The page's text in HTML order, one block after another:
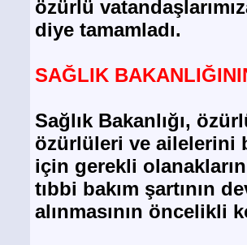
özürlü
diye tamamladı.
SAĞLIK
Sağlık Bakanlığı,
özürlüleri ve ailelerini
için gerekli
tıbbi bakım şartının
alınmasının